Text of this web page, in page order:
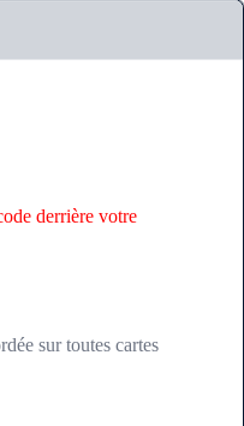
derrière votre
sur toutes cartes